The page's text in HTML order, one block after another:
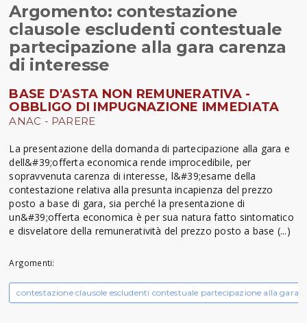
Argomento: contestazione
clausole escludenti contestuale
partecipazione alla gara carenza
di interesse
BASE D'ASTA NON REMUNERATIVA -
OBBLIGO DI IMPUGNAZIONE IMMEDIATA
ANAC - PARERE
La presentazione della domanda di partecipazione alla gara e
dell&#39;offerta economica rende improcedibile, per
sopravvenuta carenza di interesse, l&#39;esame della
contestazione relativa alla presunta incapienza del prezzo
posto a base di gara, sia perché la presentazione di
un&#39;offerta economica è per sua natura fatto sintomatico
e disvelatore della remuneratività del prezzo posto a base (...)
Argomenti:
contestazione clausole escludenti contestuale partecipazione alla gara